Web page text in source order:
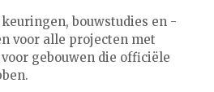
bouwstudies en -
voor alle projecten met
gebouwen die officiële